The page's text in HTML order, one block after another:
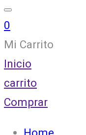
0
Mi Carrito
Inicio
carrito
Comprar
Home